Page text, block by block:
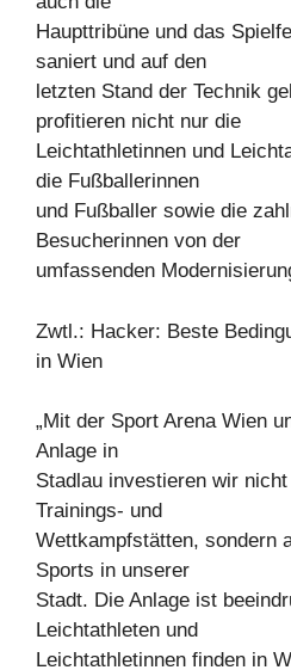
Haupttribüne und das
saniert und auf den
letzten Stand der Technik
profitieren nicht nur die
Leichtathletinnen und
die Fußballerinnen
und Fußballer sowie die
Besucherinnen von der
umfassenden
Zwtl.: Hacker: Beste
in Wien
„Mit der Sport Arena Wien
Anlage in
Stadlau investieren wir
Trainings- und
Wettkampfstätten, sondern
Sports in unserer
Stadt. Die Anlage ist
Leichtathleten und
Leichtathletinnen finden in